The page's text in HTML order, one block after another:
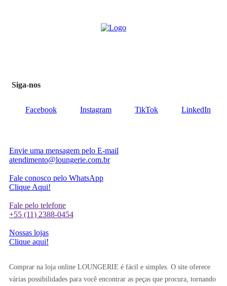
Siga-nos
Facebook Instagram TikTok LinkedIn
Envie uma mensagem pelo E-mail
atendimento@loungerie.com.br
Fale conosco pelo WhatsApp
Clique Aqui!
Fale pelo telefone
+55 (11) 2388-0454
Nossas lojas
Clique aqui!
Comprar na loja online LOUNGERIE é fácil e simples. O site oferece
várias possibilidades para você encontrar as peças que procura, tornando